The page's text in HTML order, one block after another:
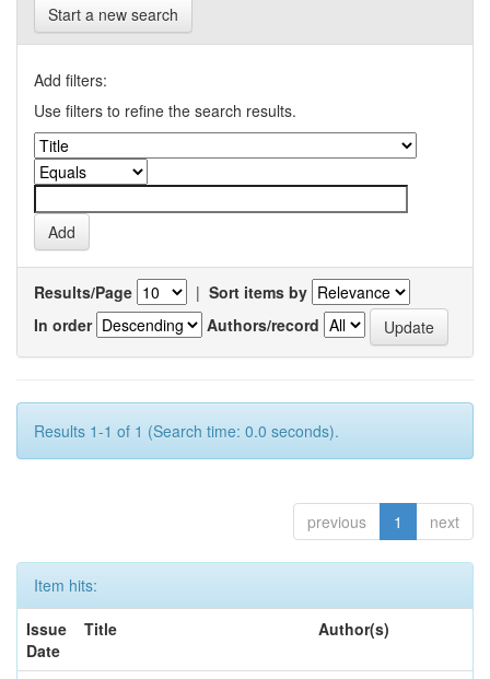
Start a new search
Add filters:
Use filters to refine the search results.
Results/Page | Sort items by
In order
Authors/record
Results 1-1 of 1 (Search time: 0.0 seconds).
previous 1 next
Item hits:
Issue
Date
Title Author(s)